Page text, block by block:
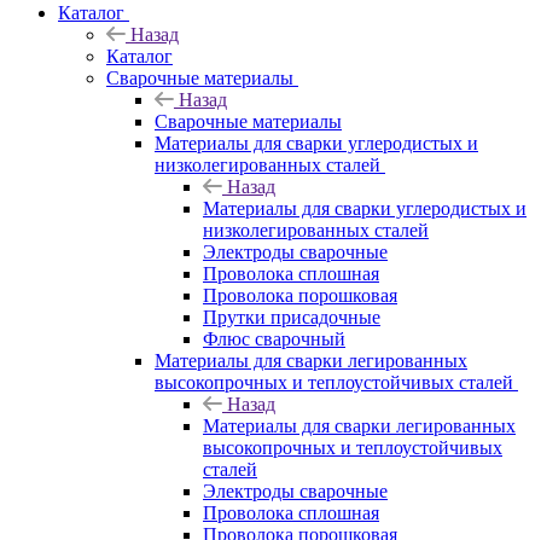
Каталог
Назад
Каталог
Сварочные материалы
Назад
Сварочные материалы
Материалы для сварки углеродистых и
низколегированных сталей
Назад
Материалы для сварки углеродистых и
низколегированных сталей
Электроды сварочные
Проволока сплошная
Проволока порошковая
Прутки присадочные
Флюс сварочный
Материалы для сварки легированных
высокопрочных и теплоустойчивых сталей
Назад
Материалы для сварки легированных
высокопрочных и теплоустойчивых
сталей
Электроды сварочные
Проволока сплошная
Проволока порошковая